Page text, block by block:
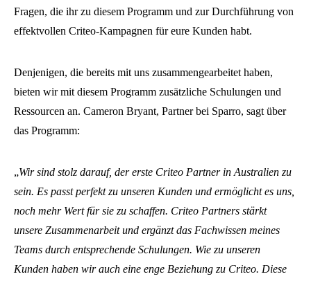
Fragen, die ihr zu diesem Programm und zur Durchführung von
effektvollen Criteo-Kampagnen für eure Kunden habt.
Denjenigen, die bereits mit uns zusammengearbeitet haben,
bieten wir mit diesem Programm zusätzliche Schulungen und
Ressourcen an. Cameron Bryant, Partner bei Sparro, sagt über
das Programm:
„Wir sind stolz darauf, der erste Criteo Partner in Australien zu
sein. Es passt perfekt zu unseren Kunden und ermöglicht es uns,
noch mehr Wert für sie zu schaffen. Criteo Partners stärkt
unsere Zusammenarbeit und ergänzt das Fachwissen meines
Teams durch entsprechende Schulungen. Wie zu unseren
Kunden haben wir auch eine enge Beziehung zu Criteo. Diese